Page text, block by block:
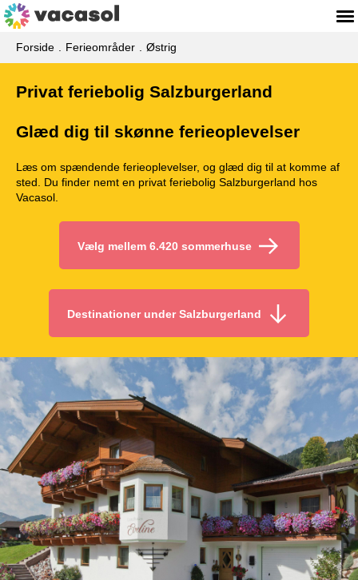
Forside Ferieområder Østrig
Privat feriebolig Salzburgerland
Glæd dig til skønne ferieoplevelser
Læs om spændende ferieoplevelser, og glæd dig til at komme af
sted. Du finder nemt en privat feriebolig Salzburgerland hos
Vacasol.
Vælg mellem 6.420 sommerhuse
Destinationer under Salzburgerland